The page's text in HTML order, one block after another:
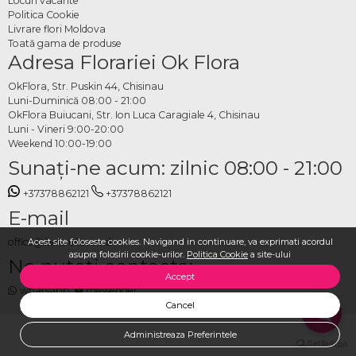
Acest site foloseste cookies. Navigand in continuare, va exprimati acordul
asupra folosirii cookie-urilor. Politica Cookie a site-ului
Accept
Cancel
Administreaza Preferintele
adresa de livrare și plasezi comanda. Echipa OkFlora se ocupă de pregătirea
tuturor aranjamentelor din flori proaspete și de livrare la timp, astfel încât
prezidiul să fie exact așa cum ți l-ai imaginat pentru cel mai important moment
al zilei.
Politica Cookie
Livrare flori Moldova
Toată gama de produse
Adresa Florariei Ok Flora
OkFlora, Str. Puskin 44, Chisinau
Luni-Duminică 08:00 - 21:00
OkFlora Buiucani, Str. Ion Luca Caragiale 4, Chisinau
Luni - Vineri 9:00-20:00
Weekend 10:00-19:00
Sunaţi-ne acum: zilnic 08:00 - 21:00
+37378862121 +37378862121
E-mail
office@livrareflori.md
Ne puteți contacta:
whatsapp, messenger